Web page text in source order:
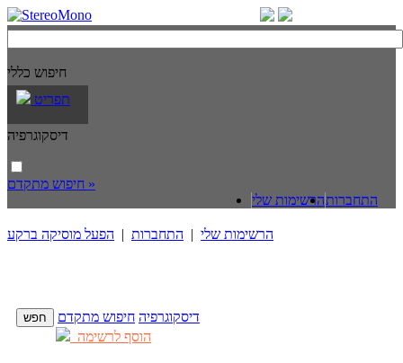
תפריט
חיפוש כללי
חיפוש מתקדם »
התחברותהרשימות שלי
הרשימות שלי | התחברות | הפעל מוסיקה ברקע
דיסקוגרפיה חיפוש מתקדם
הוסף לרשימה